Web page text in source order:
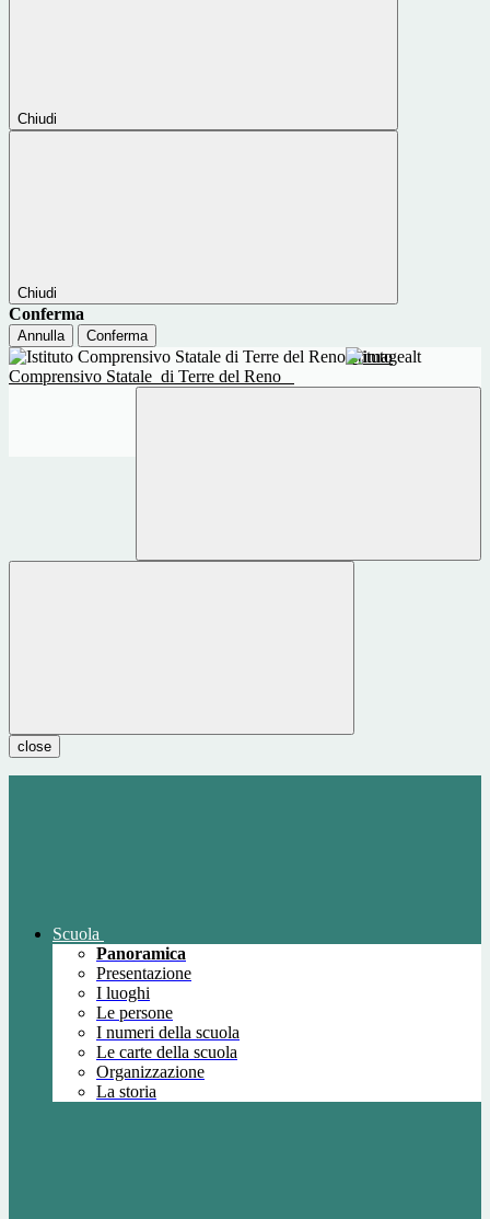
Chiudi
Chiudi
Conferma
Annulla Conferma
Istituto
Comprensivo Statale di Terre del Reno
close
Scuola
Panoramica
Presentazione
I luoghi
Le persone
I numeri della scuola
Le carte della scuola
Organizzazione
La storia